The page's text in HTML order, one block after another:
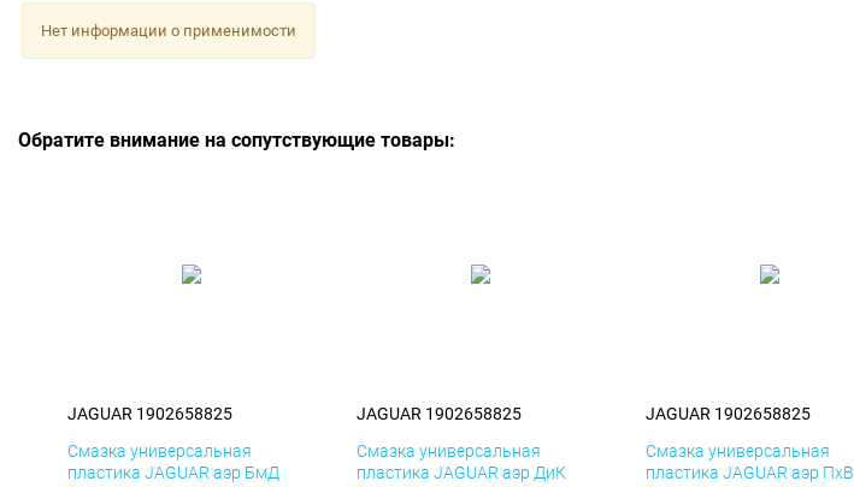
Нет информации о применимости
Обратите внимание на сопутствующие товары:
JAGUAR 1902658825
Смазка универсальная
пластика JAGUAR аэр БмД
JAGUAR 1902658825
Смазка универсальная
пластика JAGUAR аэр ДиК
JAGUAR 1902658825
Смазка универсальная
пластика JAGUAR аэр ПхВ